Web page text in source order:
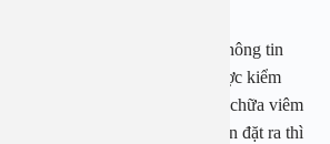
tin mà người thân và những thông tin
đến trực tiếp cơ sở y tế đó để được kiểm
tế. Nếu bạn cảm thấy dịch vụ chữa viêm
vị đó đảm bảo tiêu chuẩn mà bạn đặt ra thì